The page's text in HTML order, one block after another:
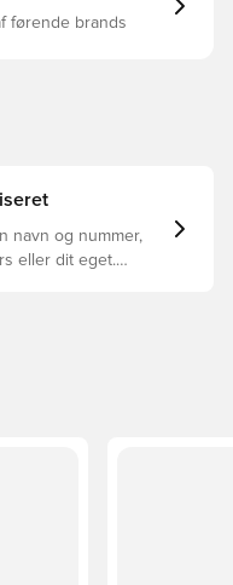
førende brands
navn og nummer,
eller dit eget.